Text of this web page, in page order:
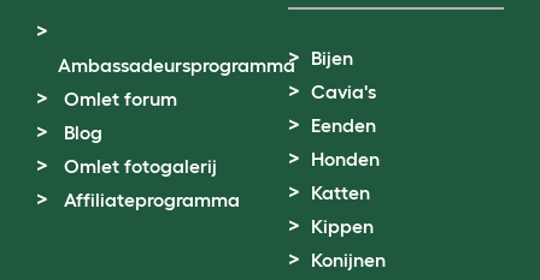
Ambassadeursprogramma
Omlet forum
Blog
Omlet fotogalerij
Affiliateprogramma
Bijen
Cavia's
Eenden
Honden
Katten
Kippen
Konijnen